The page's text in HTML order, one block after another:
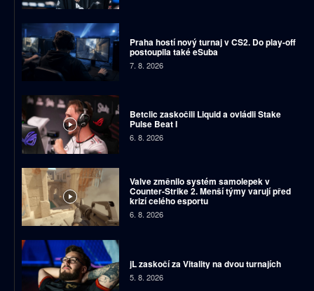
Praha hostí nový turnaj v CS2. Do play-off
postoupila také eSuba
7. 8. 2026
Betclic zaskočili Liquid a ovládli Stake
Pulse Beat I
6. 8. 2026
Valve změnilo systém samolepek v
Counter-Strike 2. Menší týmy varují před
krizí celého esportu
6. 8. 2026
jL zaskočí za Vitality na dvou turnajích
5. 8. 2026